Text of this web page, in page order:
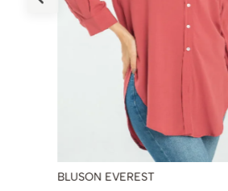
BLUSON EVEREST